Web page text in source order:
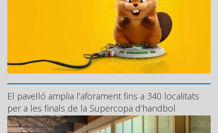
El pavelló amplia l’aforament fins a 340 localitats
per a les finals de la Supercopa d’handbol